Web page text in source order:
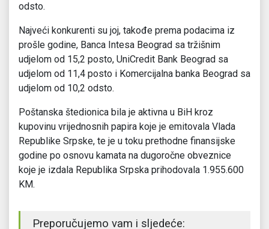
odsto.
Najveći konkurenti su joj, takođe prema podacima iz
prošle godine, Banca Intesa Beograd sa tržišnim
udjelom od 15,2 posto, UniCredit Bank Beograd sa
udjelom od 11,4 posto i Komercijalna banka Beograd sa
udjelom od 10,2 odsto.
Poštanska štedionica bila je aktivna u BiH kroz
kupovinu vrijednosnih papira koje je emitovala Vlada
Republike Srpske, te je u toku prethodne finansijske
godine po osnovu kamata na dugoročne obveznice
koje je izdala Republika Srpska prihodovala 1.955.600
KM.
Preporučujemo vam i sljedeće: